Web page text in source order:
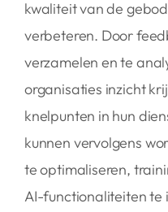
kwaliteit van de
verbeteren. Door
verzamelen en te
organisaties inzicht
knelpunten in hun
kunnen vervolgens
te optimaliseren,
AI-functionaliteiten te